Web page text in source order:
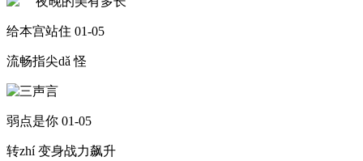
给本宫站住 01-05
流畅指尖dǎ 怪
弱点是你 01-05
转zhí 变身战力飙升